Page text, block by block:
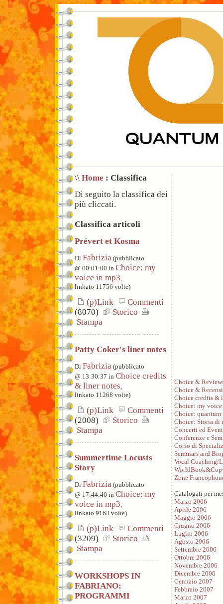
\\ Home : Classifica
Di seguito la classifica dei
più cliccati.
Classifica articoli
Prévert et Kosma
Di Fabrizia (pubblicato
@ 00:01:00 in Choice: my
voice in mp3
linkato 11756 volte)
(p)Link
Commenti
(8070)
Storico
Stampa
Patty Coker's liner notes
Di Fabrizia (pubblicato
@ 13:30:37 in Choice credits
& liner notes
linkato 11268 volte)
(p)Link
Commenti
(2008)
Storico
Stampa
Summertime Locusts
Story
Di Fabrizia (pubblicato
@ 17:44:40 in Choice: my
voice in mp3
linkato 9163 volte)
(p)Link
Commenti
(3209)
Storico
Stampa
WORKSHOPS IN
FABRIANO:
PROGRAMMI
Choice &
Choice &
Choice credits &
Choice: my
Choice: quantum
Choice: Storia di
Concerti ed
Conferenze e
Corso di
Seminars and
Vocal Coaching/
Zone
Catalogati per
Marzo 2006
Aprile 2006
Maggio 2006
Giugno 2006
Luglio 2006
Agosto 2006
Settembre 2006
Ottobre 2006
Novembre 2006
Dicembre 2006
Gennaio 2007
Febbraio 2007
Marzo 2007